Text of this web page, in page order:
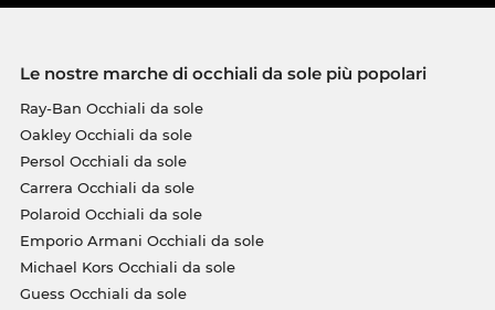
Le nostre marche di occhiali da sole più popolari
Ray-Ban Occhiali da sole
Oakley Occhiali da sole
Persol Occhiali da sole
Carrera Occhiali da sole
Polaroid Occhiali da sole
Emporio Armani Occhiali da sole
Michael Kors Occhiali da sole
Guess Occhiali da sole